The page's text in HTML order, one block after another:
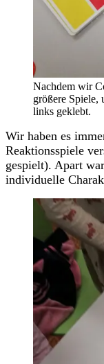
Nachdem wir
größere Spiele,
links geklebt.
Wir haben es
Reaktionsspiele
gespielt). Apart
individuelle